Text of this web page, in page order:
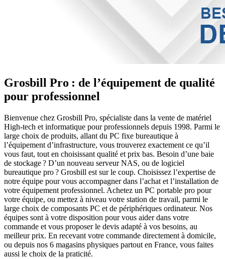
Grosbill Pro : de l’équipement de qualité
pour professionnel
Bienvenue chez Grosbill Pro, spécialiste dans la vente de matériel
High-tech et informatique pour professionnels depuis 1998. Parmi le
large choix de produits, allant du PC fixe bureautique à
l’équipement d’infrastructure, vous trouverez exactement ce qu’il
vous faut, tout en choisissant qualité et prix bas. Besoin d’une baie
de stockage ? D’un nouveau serveur NAS, ou de logiciel
bureautique pro ? Grosbill est sur le coup. Choisissez l’expertise de
notre équipe pour vous accompagner dans l’achat et l’installation de
votre équipement professionnel. Achetez un PC portable pro pour
votre équipe, ou mettez à niveau votre station de travail, parmi le
large choix de composants PC et de périphériques ordinateur. Nos
équipes sont à votre disposition pour vous aider dans votre
commande et vous proposer le devis adapté à vos besoins, au
meilleur prix. En recevant votre commande directement à domicile,
ou depuis nos 6 magasins physiques partout en France, vous faites
aussi le choix de la praticité.